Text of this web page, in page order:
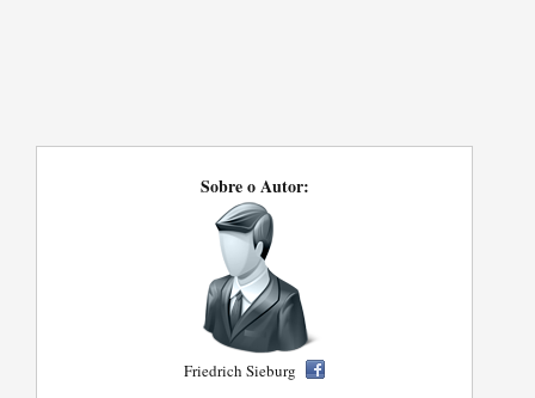
Sobre o Autor:
Friedrich Sieburg